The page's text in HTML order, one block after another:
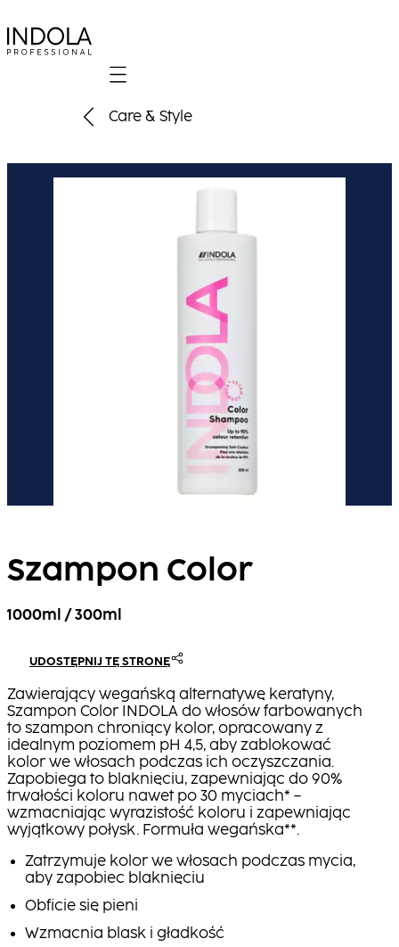
Mobile navigation
Care & Style
Szampon Color
1000ml / 300ml
UDOSTĘPNIJ TĘ STRONĘ
Zawierający wegańską alternatywę keratyny,
Szampon Color INDOLA do włosów farbowanych
to szampon chroniący kolor, opracowany z
idealnym poziomem pH 4,5, aby zablokować
kolor we włosach podczas ich oczyszczania.
Zapobiega to blaknięciu, zapewniając do 90%
trwałości koloru nawet po 30 myciach* –
wzmacniając wyrazistość koloru i zapewniając
wyjątkowy połysk. Formuła wegańska**.
Zatrzymuje kolor we włosach podczas mycia,
aby zapobiec blaknięciu
Obficie się pieni
Wzmacnia blask i gładkość